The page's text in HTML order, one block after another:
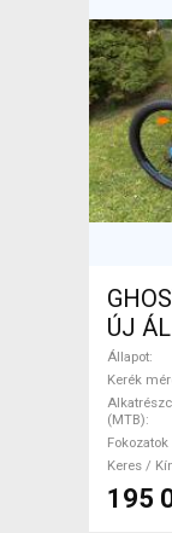
ÚJ
Bike
Állapot
Kerék
(MTB)
Fokozatok
Keres /
195